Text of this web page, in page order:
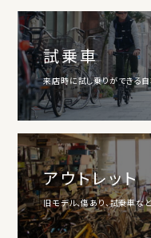
試乗車
来店時に試し乗りができる
アウトレット
旧モデル、傷あり、試乗車